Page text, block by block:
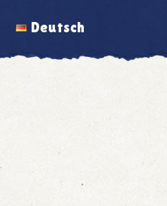
Deutsch